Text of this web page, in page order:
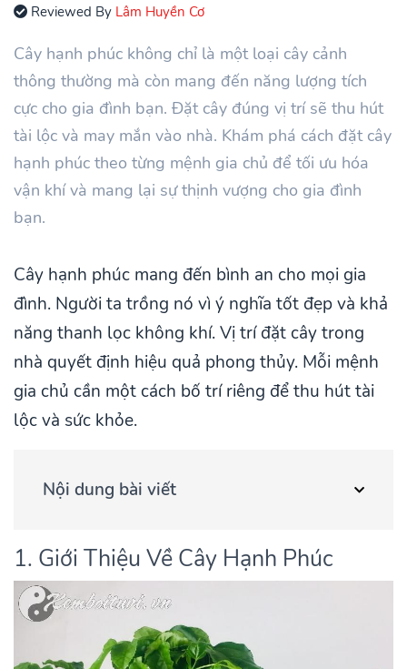
Reviewed By Lâm Huyền Cơ
Cây hạnh phúc không chỉ là một loại cây cảnh
thông thường mà còn mang đến năng lượng tích
cực cho gia đình bạn. Đặt cây đúng vị trí sẽ thu hút
tài lộc và may mắn vào nhà. Khám phá cách đặt cây
hạnh phúc theo từng mệnh gia chủ để tối ưu hóa
vận khí và mang lại sự thịnh vượng cho gia đình
bạn.
Cây hạnh phúc mang đến bình an cho mọi gia
đình. Người ta trồng nó vì ý nghĩa tốt đẹp và khả
năng thanh lọc không khí. Vị trí đặt cây trong
nhà quyết định hiệu quả phong thủy. Mỗi mệnh
gia chủ cần một cách bố trí riêng để thu hút tài
lộc và sức khỏe.
Nội dung bài viết
1. Giới Thiệu Về Cây Hạnh Phúc